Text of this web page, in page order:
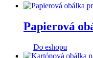
Papierová
Do eshopu